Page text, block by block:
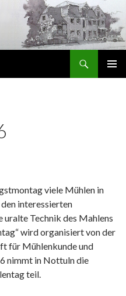
viele Mühlen in
interessierten
uralte Technik des Mahlens
wird organisiert von der
für Mühlenkunde und
nimmt in Nottuln die
teil.